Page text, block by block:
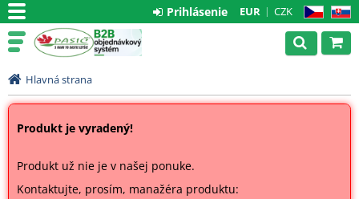
CZ SK
EUR CZK
Prihlásenie
Hlavná strana
Produkt je vyradený!
Produkt už nie je v našej ponuke.
Kontaktujte, prosím, manažéra produktu: